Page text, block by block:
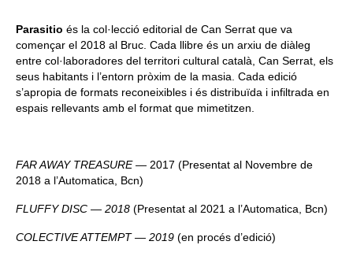
Queda’t amb nosaltres
Arxiu
Contacte
Parasitio és la col·lecció editorial de Can Serrat que va
començar el 2018 al Bruc. Cada llibre és un arxiu de diàleg
entre col·laboradores del territori cultural català, Can Serrat, els
seus habitants i l’entorn pròxim de la masia. Cada edició
s’apropia de formats reconeixibles i és distribuïda i infiltrada en
espais rellevants amb el format que mimetitzen.
FAR AWAY TREASURE— 2017 (Presentat al Novembre de
2018 a l’Automatica, Bcn)
FLUFFY DISC — 2018 (Presentat al 2021 a l’Automatica, Bcn)
COLECTIVE ATTEMPT — 2019 (en procés d’edició)